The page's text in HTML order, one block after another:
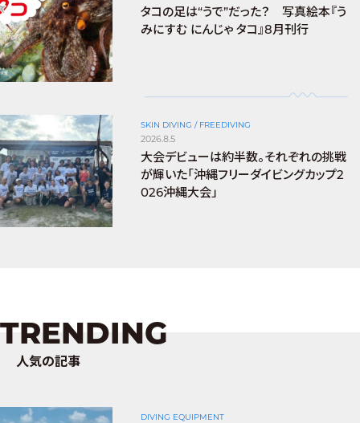
タコの足は“うで”だった？ 写真絵本『う
みにすむ にんじゃ タコ』8月刊行
SKIN DIVING / FREEDIVING
2026.8.5
大会デビューは約半数。それぞれの挑戦
が輝いた「沖縄フリーダイビングカップ2
026沖縄大会」
TRENDING
人気の記事
DIVING EQUIPMENT